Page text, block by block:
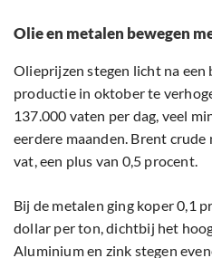
Olie en metalen bewegen
Olieprijzen stegen licht na een
productie in oktober te
137.000 vaten per dag, veel
eerdere maanden. Brent
vat, een plus van 0,5 procent.
Bij de metalen ging koper 0,1
dollar per ton, dichtbij het
Aluminium en zink stegen